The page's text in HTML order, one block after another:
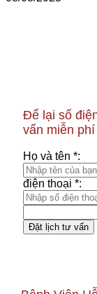
Để lại số
vấn miễn
Họ và tên *:
điện thoại *: